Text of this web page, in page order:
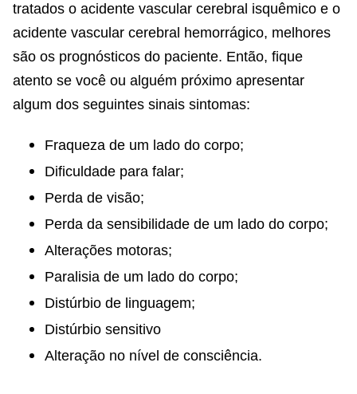
tratados o acidente vascular cerebral isquêmico e o
acidente vascular cerebral hemorrágico, melhores
são os prognósticos do paciente. Então, fique
atento se você ou alguém próximo apresentar
algum dos seguintes sinais sintomas:
Fraqueza de um lado do corpo;
Dificuldade para falar;
Perda de visão;
Perda da sensibilidade de um lado do corpo;
Alterações motoras;
Paralisia de um lado do corpo;
Distúrbio de linguagem;
Distúrbio sensitivo
Alteração no nível de consciência.